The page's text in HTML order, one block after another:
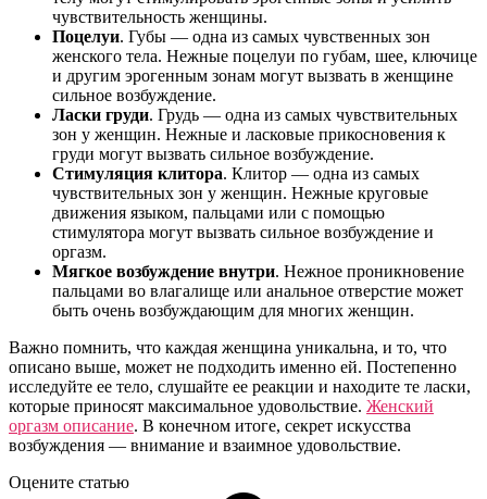
чувствительность женщины.
Поцелуи. Губы — одна из самых чувственных зон
женского тела. Нежные поцелуи по губам, шее, ключице
и другим эрогенным зонам могут вызвать в женщине
сильное возбуждение.
Ласки груди. Грудь — одна из самых чувствительных
зон у женщин. Нежные и ласковые прикосновения к
груди могут вызвать сильное возбуждение.
Стимуляция клитора. Клитор — одна из самых
чувствительных зон у женщин. Нежные круговые
движения языком, пальцами или с помощью
стимулятора могут вызвать сильное возбуждение и
оргазм.
Мягкое возбуждение внутри. Нежное проникновение
пальцами во влагалище или анальное отверстие может
быть очень возбуждающим для многих женщин.
Важно помнить, что каждая женщина уникальна, и то, что
описано выше, может не подходить именно ей. Постепенно
исследуйте ее тело, слушайте ее реакции и находите те ласки,
которые приносят максимальное удовольствие. Женский
оргазм описание. В конечном итоге, секрет искусства
возбуждения — внимание и взаимное удовольствие.
Оцените статью